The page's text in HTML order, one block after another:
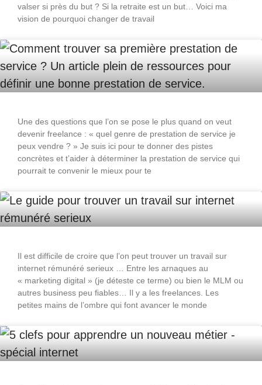
valser si près du but ? Si la retraite est un but… Voici ma
vision de pourquoi changer de travail
Une des questions que l’on se pose le plus quand on veut
devenir freelance : « quel genre de prestation de service je
peux vendre ? » Je suis ici pour te donner des pistes
concrètes et t’aider à déterminer la prestation de service qui
pourrait te convenir le mieux pour te
Il est difficile de croire que l’on peut trouver un travail sur
internet rémunéré serieux … Entre les arnaques au
« marketing digital » (je déteste ce terme) ou bien le MLM ou
autres business peu fiables… Il y a les freelances. Les
petites mains de l’ombre qui font avancer le monde